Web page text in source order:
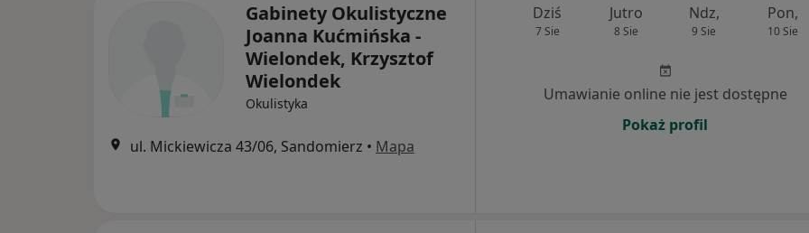
Gabinety Okulistyczne
Joanna Kućmińska -
Wielondek, Krzysztof
Wielondek
Okulistyka
ul. Mickiewicza 43/06, Sandomierz • Mapa
Dziś
7 Sie
Jutro
8 Sie
Ndz,
9 Sie
Pon,
10 Sie
Umawianie online nie jest dostępne
Pokaż profil